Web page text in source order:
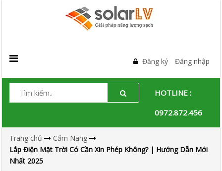
Đăng ký Đăng nhập
HOTLINE :
0972.872.456
Trang chủ
Cẩm Nang
Lắp Điện Mặt Trời Có Cần Xin Phép Không? | Hướng Dẫn Mới
Nhất 2025